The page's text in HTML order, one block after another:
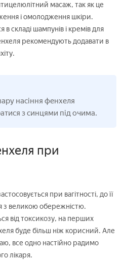
масаж, так як це
і омолодження шкіри.
складі шампунів і кремів для
рекомендують додавати в
насіння фенхеля
з синцями під очима.
при
при вагітності, до її
з великою обережністю.
від токсикозу, на перших
буде більш ніж корисний. Але
все одно настійно радимо
лікаря.